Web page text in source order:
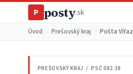
P posty.sk
Úvod Prešovský kraj Pošta Víťaz
PREŠOVSKÝ KRAJ / PSČ 082 38